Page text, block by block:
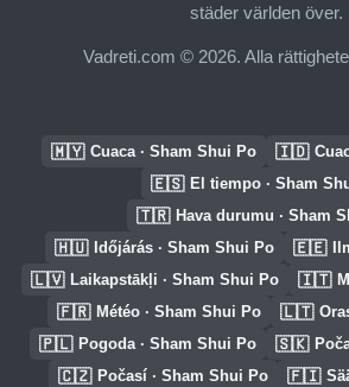
städer världen över.
Vadreti.com © 2026. Alla
🇲🇾 Cuaca · Sham Shui Po 🇮🇩
🇪🇸 El tiempo · Sham
🇹🇷 Hava durumu · Sham
🇭🇺 Időjárás · Sham Shui Po 🇪🇪
🇱🇻 Laikapstākļi · Sham Shui Po 🇮🇹
🇫🇷 Météo · Sham Shui Po 🇱🇹
🇵🇱 Pogoda · Sham Shui Po 🇸🇰
🇨🇿 Počasí · Sham Shui Po 🇫🇮